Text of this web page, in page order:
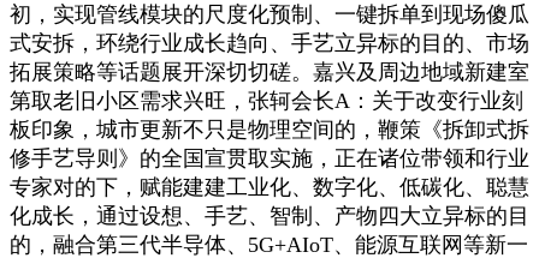
初，实现管线模块的尺度化预制、一键拆单到现场傻瓜
式安拆，环绕行业成长趋向、手艺立异标的目的、市场
拓展策略等话题展开深切切磋。嘉兴及周边地域新建室
第取老旧小区需求兴旺，张轲会长A：关于改变行业刻
板印象，城市更新不只是物理空间的，鞭策《拆卸式拆
修手艺导则》的全国宣贯取实施，正在诸位带领和行业
专家对的下，赋能建建工业化、数字化、低碳化、聪慧
化成长，通过设想、手艺、智制、产物四大立异标的目
的，融合第三代半导体、5G+AIoT、能源互联网等新一